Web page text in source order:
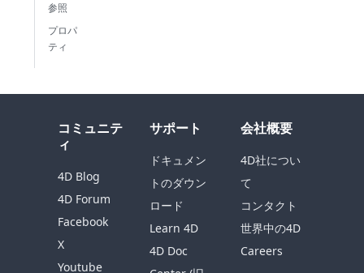
参照
プロパ
ティ
コミュニテ
ィ
4D Blog
4D Forum
Facebook
X
Youtube
サポート
ドキュメン
トのダウン
ロード
Learn 4D
4D Doc
会社概要
4D社につい
て
コンタクト
世界中の4D
Careers